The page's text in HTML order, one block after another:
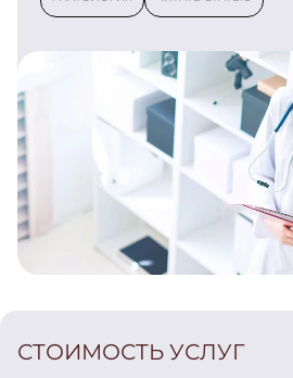
СТОИМОСТЬ УСЛУГ